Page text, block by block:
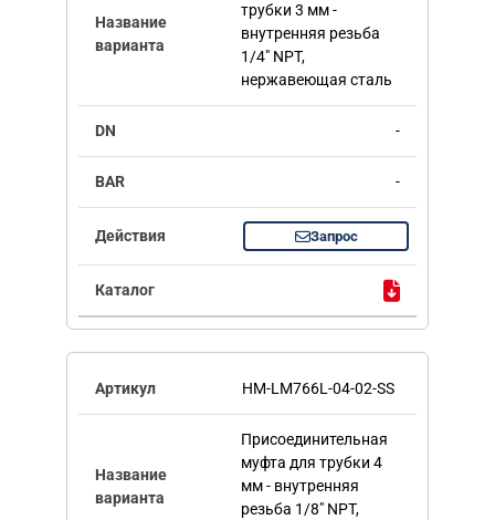
трубки 3 мм -
внутренняя резьба
1/4" NPT,
нержавеющая сталь
-
-
Запрос
HM-LM766L-04-02-SS
Присоединительная
муфта для трубки 4
мм - внутренняя
резьба 1/8" NPT,